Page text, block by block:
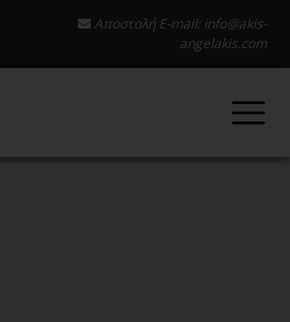
Αποστολή E-mail: info@akis-
angelakis.com